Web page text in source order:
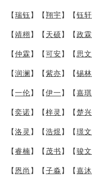
【瑞钰 】【翔宇】【钰轩
【靖栩 】【 天硕】【政霖
【仲霖 】【可安 】【 思文
【润澜 】【紫亦】【锡林
【一伦】【伊一 】【嘉琪
【奕诺】【梓灵 】【楚兴
【洛灵 】【浩煜 】【璟文
【睿楠】【 茂书 】【骏文
【 恩尚 】【子淼 】【嘉沐